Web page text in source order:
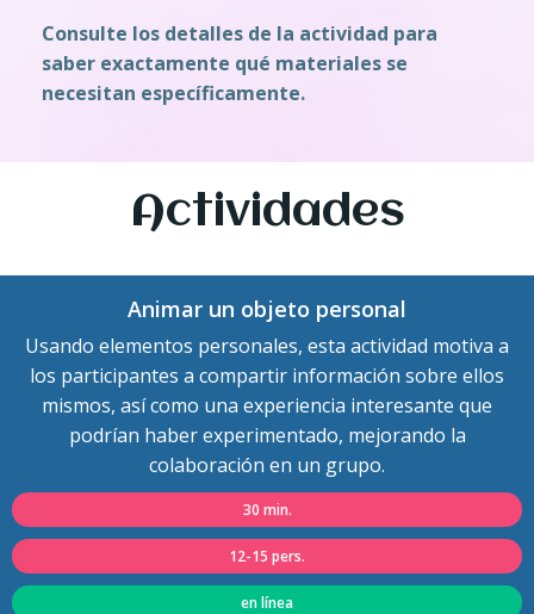
Consulte los detalles de la actividad para
saber exactamente qué materiales se
necesitan específicamente.
Actividades
Animar un objeto personal
Usando elementos personales, esta actividad motiva a
los participantes a compartir información sobre ellos
mismos, así como una experiencia interesante que
podrían haber experimentado, mejorando la
colaboración en un grupo.
30 min.
12-15 pers.
en línea